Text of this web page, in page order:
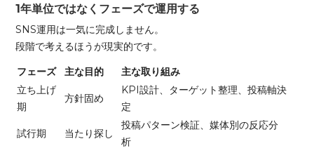
1年単位ではなくフェーズで運用する
SNS運用は一気に完成しません。
段階で考えるほうが現実的です。
フェーズ
主な目的
主な取り組み
立ち上げ
期
方針固め
KPI設計、ターゲット整理、投稿軸決
定
試行期 当たり探し
投稿パターン検証、媒体別の反応分
析